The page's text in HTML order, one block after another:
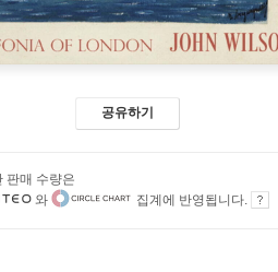
공유하기
판매 수량은
와
집계에 반영됩니다.